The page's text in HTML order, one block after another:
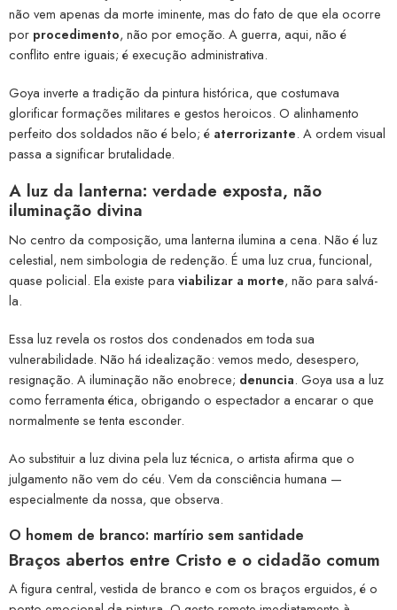
não vem apenas da morte iminente, mas do fato de que ela ocorre
por procedimento, não por emoção. A guerra, aqui, não é
conflito entre iguais; é execução administrativa.
Goya inverte a tradição da pintura histórica, que costumava
glorificar formações militares e gestos heroicos. O alinhamento
perfeito dos soldados não é belo; é aterrorizante. A ordem visual
passa a significar brutalidade.
A luz da lanterna: verdade exposta, não
iluminação divina
No centro da composição, uma lanterna ilumina a cena. Não é luz
celestial, nem simbologia de redenção. É uma luz crua, funcional,
quase policial. Ela existe para viabilizar a morte, não para salvá-
la.
Essa luz revela os rostos dos condenados em toda sua
vulnerabilidade. Não há idealização: vemos medo, desespero,
resignação. A iluminação não enobrece; denuncia. Goya usa a luz
como ferramenta ética, obrigando o espectador a encarar o que
normalmente se tenta esconder.
Ao substituir a luz divina pela luz técnica, o artista afirma que o
julgamento não vem do céu. Vem da consciência humana —
especialmente da nossa, que observa.
O homem de branco: martírio sem santidade
Braços abertos entre Cristo e o cidadão comum
A figura central, vestida de branco e com os braços erguidos, é o